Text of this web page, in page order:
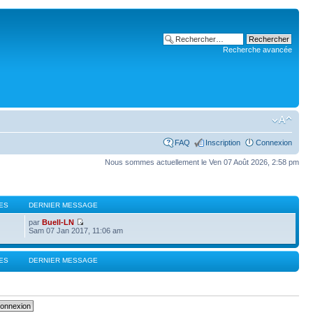
Recherche avancée
FAQ Inscription Connexion
Nous sommes actuellement le Ven 07 Août 2026, 2:58 pm
DERNIER MESSAGE
parBuell-LN
Sam 07 Jan 2017, 11:06 am
DERNIER MESSAGE